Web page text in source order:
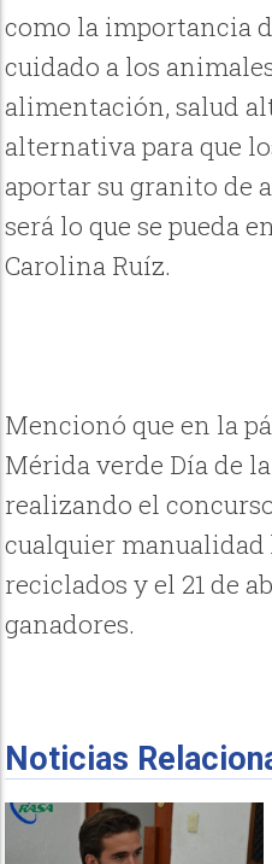
como la importancia
cuidado a los
alimentación, salud
alternativa para que
aportar su granito de
será lo que se pueda
Carolina Ruíz.
Mencionó que en la
Mérida verde Día de
realizando el
cualquier
reciclados y el 21 de
ganadores.
Noticias